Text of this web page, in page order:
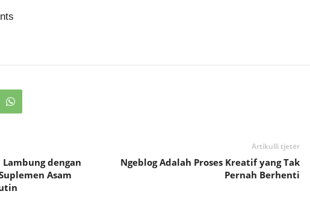
dengan
Asam
Artikulli tjetër
Ngeblog Adalah Proses Kreatif yang Tak
Pernah Berhenti